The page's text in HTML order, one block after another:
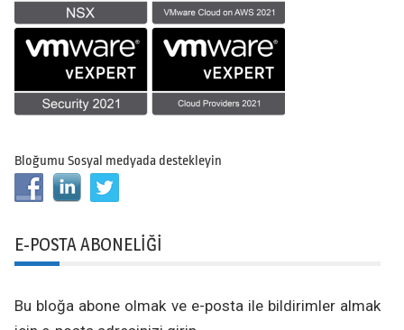
Bloğumu Sosyal medyada destekleyin
E-POSTA ABONELIĞI
Bu bloğa abone olmak ve e-posta ile bildirimler almak